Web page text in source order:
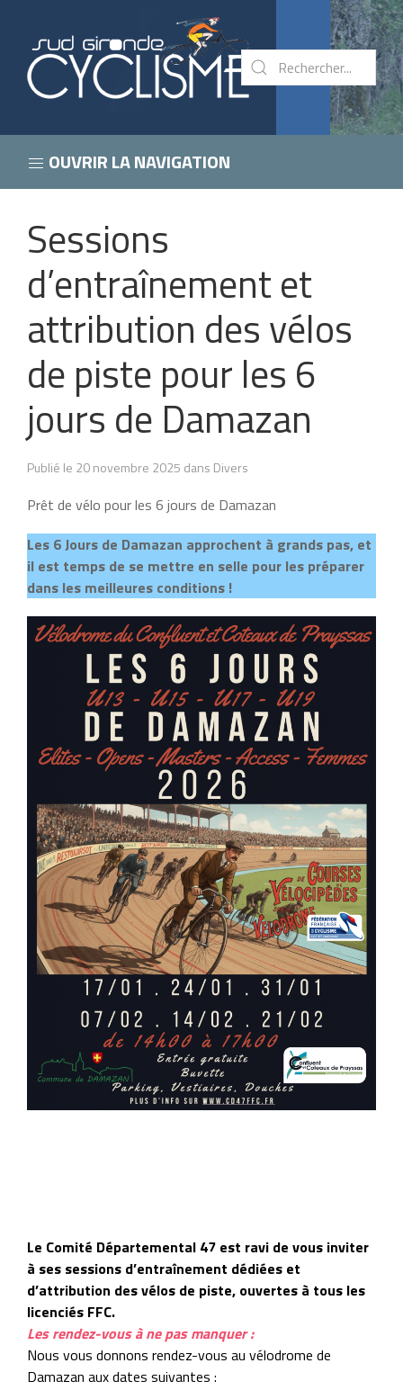
OUVRIR LA NAVIGATION
Sessions
d’entraînement et
attribution des vélos
de piste pour les 6
jours de Damazan
Publié le 20 novembre 2025 dans Divers
Prêt de vélo pour les 6 jours de Damazan
Les 6 Jours de Damazan approchent à grands pas, et
il est temps de se mettre en selle pour les préparer
dans les meilleures conditions !
Le Comité Départemental 47 est ravi de vous inviter
à ses sessions d’entraînement dédiées et
d’attribution des vélos de piste, ouvertes à tous les
licenciés FFC.
Les rendez-vous à ne pas manquer :
Nous vous donnons rendez-vous au vélodrome de
Damazan aux dates suivantes :